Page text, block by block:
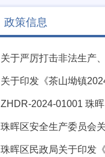
政策信息
关于严厉打击非法生产
关于印发《茶山坳镇
ZHDR-2024-01001 珠
珠晖区安全生产委员会
珠晖区民政局关于印发